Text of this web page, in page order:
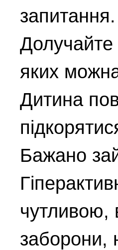
запитання.
Долучайте
яких
Дитина
Бажано
чутливою,
заборони,